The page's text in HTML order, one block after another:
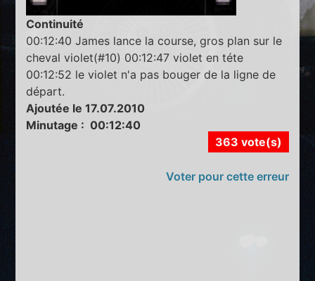
Continuité
00:12:40 James lance la course, gros plan sur le
cheval violet(#10) 00:12:47 violet en téte
00:12:52 le violet n'a pas bouger de la ligne de
départ.
Ajoutée le 17.07.2010
Minutage : 00:12:40
363 vote(s)
Voter pour cette erreur